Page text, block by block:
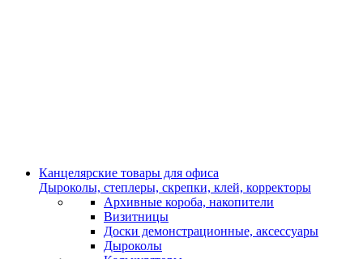
Канцелярские товары для офиса
Дыроколы, степлеры, скрепки, клей, корректоры
Архивные короба, накопители
Визитницы
Доски демонстрационные, аксессуары
Дыроколы